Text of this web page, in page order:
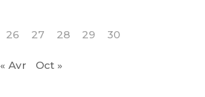
26 27 28 29 30
« Avr Oct »